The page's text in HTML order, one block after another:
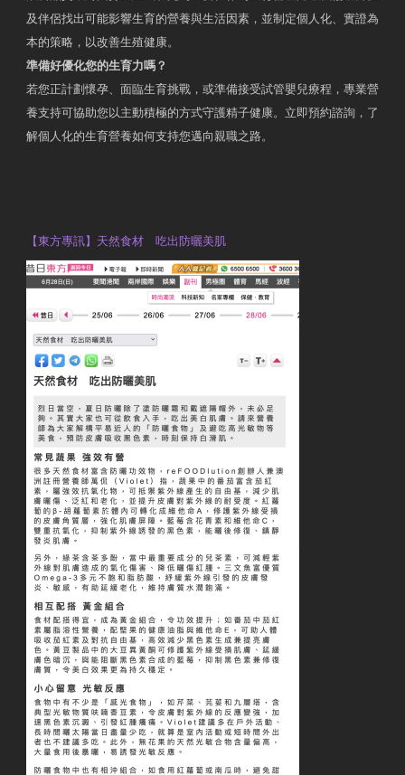
及伴侶找出可能影響生育的營養與生活因素，並制定個人化、實證為
本的策略，以改善生殖健康。
準備好優化您的生育力嗎？
若您正計劃懷孕、面臨生育挑戰，或準備接受試管嬰兒療程，專業營
養支持可協助您以主動積極的方式守護精子健康。立即預約諮詢，了
解個人化的生育營養如何支持您邁向親職之路。
【東方專訊】天然食材 吃出防曬美肌